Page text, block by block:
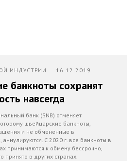
ИНДУСТРИИ 16.12.2019
банкноты сохранят
навсегда
банк (SNB) отменяет
швейцарские банкноты,
и не обмененные в
аннулируются. С 2020 г. все банкноты в
принимаются к обмену бессрочно,
принято в других странах.